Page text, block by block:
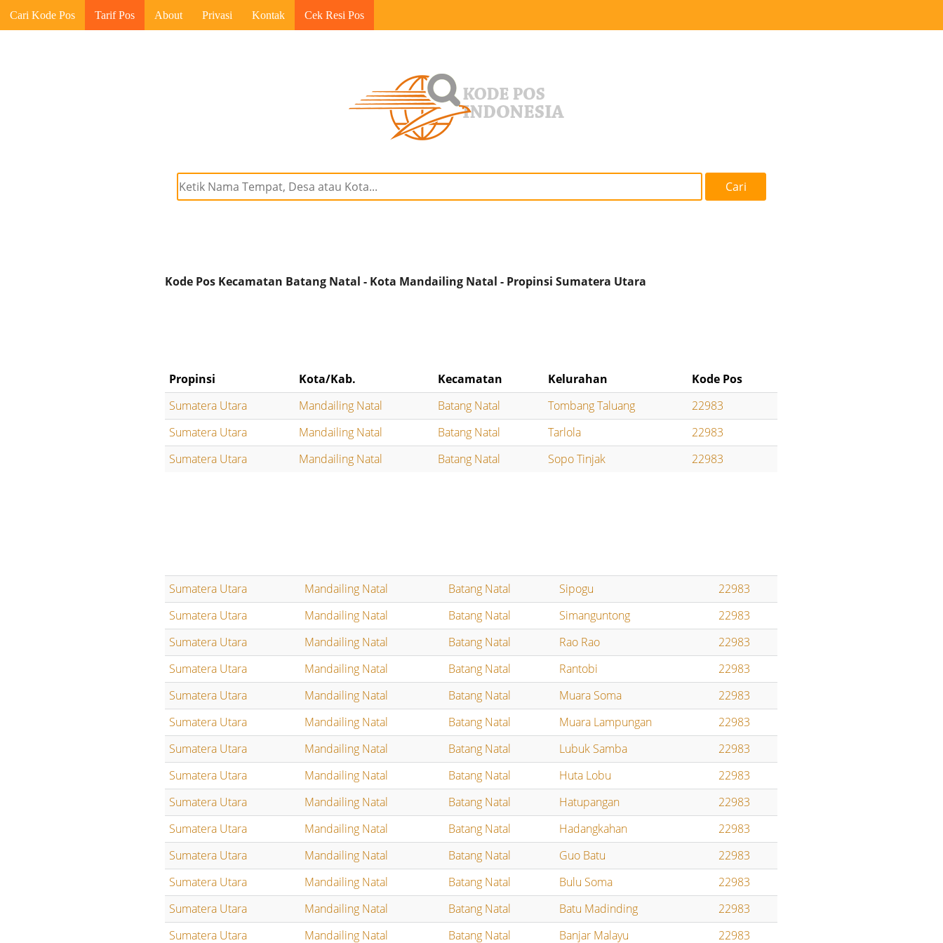
Cari Kode Pos Tarif Pos About Privasi Kontak Cek Resi Pos
Cari
Kode Pos Kecamatan Batang Natal - Kota Mandailing Natal - Propinsi Sumatera Utara
Propinsi Kota/Kab. Kecamatan Kelurahan
Kode Pos
Sumatera Utara
Mandailing Natal Batang Natal Tombang Taluang
22983
Sumatera Utara
Mandailing Natal Batang Natal Tarlola
22983
Sumatera Utara
Mandailing Natal Batang Natal Sopo Tinjak 22983
Sumatera Utara Mandailing Natal Batang Natal Sipogu
22983
Sumatera Utara
Mandailing Natal Batang Natal Simanguntong
22983
Sumatera Utara
Mandailing Natal Batang Natal Rao Rao
22983
Sumatera Utara
Mandailing Natal Batang Natal Rantobi
22983
Sumatera Utara
Mandailing Natal Batang Natal Muara Soma
22983
Sumatera Utara
Mandailing Natal Batang Natal Muara Lampungan
22983
Sumatera Utara
Mandailing Natal Batang Natal Lubuk Samba
22983
Sumatera Utara
Mandailing Natal Batang Natal Huta Lobu
22983
Sumatera Utara
Mandailing Natal Batang Natal Hatupangan
22983
Sumatera Utara
Mandailing Natal Batang Natal Hadangkahan
22983
Sumatera Utara
Mandailing Natal Batang Natal Guo Batu
22983
Sumatera Utara
Mandailing Natal Batang Natal Bulu Soma
22983
Sumatera Utara
Mandailing Natal Batang Natal Batu Madinding
22983
Sumatera Utara
Mandailing Natal Batang Natal Banjar Malayu 22983